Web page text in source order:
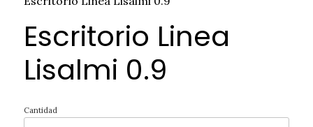
Escritorio Linea
Lisalmi 0.9
Cantidad